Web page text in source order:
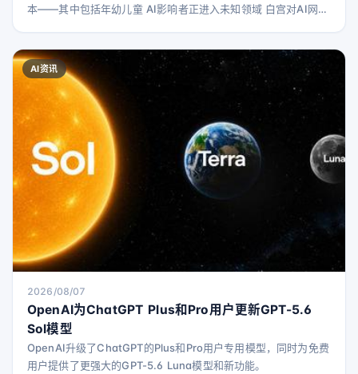
本——其中包括年幼儿童 AI影响者正进入未知领域 白宫对AI网络
响美国政治 你可以在Bluesky关注Brian
Barrett（@brbarrett）、Zoë Schiffer（@Zoëschiffer）、L
AI资讯
2026/08/07
OpenAI为ChatGPT Plus和Pro用户更新GPT-5.6
Sol模型
OpenAI升级了ChatGPT的Plus和Pro用户专用模型，同时为免费
用户提供了更强大的GPT-5.6 Luna模型和新功能。